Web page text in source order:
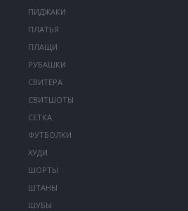
ПИДЖАКИ
ПЛАТЬЯ
ПЛАЩИ
РУБАШКИ
СВИТЕРА
СВИТШОТЫ
СЕТКА
ФУТБОЛКИ
ХУДИ
ШОРТЫ
ШТАНЫ
ШУБЫ